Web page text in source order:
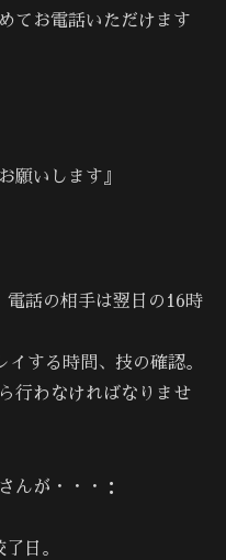
てお電話いただけます
願いします』
電話の相手は翌日の16時
する時間、技の確認。
行わなければなりませ
んが・・・：
日。